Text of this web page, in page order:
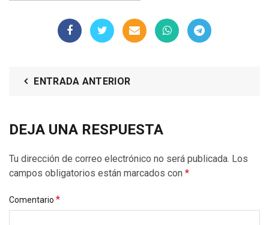
ENTRADA ANTERIOR
DEJA UNA RESPUESTA
Tu dirección de correo electrónico no será publicada. Los
campos obligatorios están marcados con *
Comentario *